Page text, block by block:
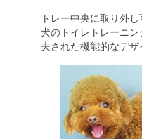
トレー中央に取り外
犬のトイレトレーニ
夫された機能的なデザ